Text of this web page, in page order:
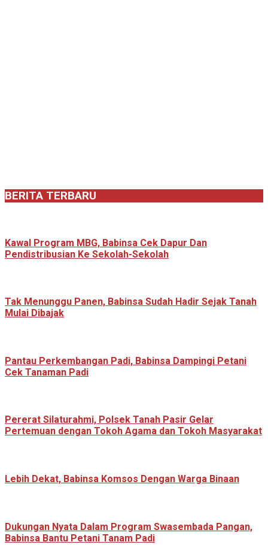
BERITA TERBARU
Kawal Program MBG, Babinsa Cek Dapur Dan
Pendistribusian Ke Sekolah-Sekolah
Tak Menunggu Panen, Babinsa Sudah Hadir Sejak Tanah
Mulai Dibajak
Pantau Perkembangan Padi, Babinsa Dampingi Petani
Cek Tanaman Padi
Pererat Silaturahmi, Polsek Tanah Pasir Gelar
Pertemuan dengan Tokoh Agama dan Tokoh Masyarakat
Lebih Dekat, Babinsa Komsos Dengan Warga Binaan
Dukungan Nyata Dalam Program Swasembada Pangan,
Babinsa Bantu Petani Tanam Padi